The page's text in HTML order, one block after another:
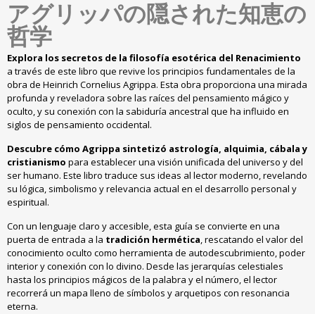
アグリッパの隠された知恵の
哲学
Explora los secretos de la filosofía esotérica del Renacimiento
a través de este libro que revive los principios fundamentales de la
obra de Heinrich Cornelius Agrippa. Esta obra proporciona una mirada
profunda y reveladora sobre las raíces del pensamiento mágico y
oculto,y su conexión con la sabiduría ancestral que ha influido en
siglos de pensamiento occidental.
Descubre cómo Agrippa sintetizó astrología, alquimia, cábala y
cristianismo para establecer una visión unificada del universo y del
ser humano. Este libro traduce sus ideas al lector moderno,revelando
su lógica, simbolismo y relevancia actual en el desarrollo personal y
espiritual.
Con un lenguaje claro y accesible,esta guía se convierte en una
puerta de entrada a la tradición hermética,rescatando el valor del
conocimiento oculto como herramienta de autodescubrimiento,poder
interior y conexión con lo divino. Desde las jerarquías celestiales
hasta los principios mágicos de la palabra y el número,el lector
recorrerá un mapa lleno de símbolos y arquetipos con resonancia
eterna.